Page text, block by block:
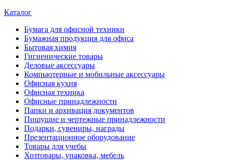
Каталог
Бумага для офисной техники
Бумажная продукция для офиса
Бытовая химия
Гигиенические товары
Деловые аксессуары
Компьютерные и мобильные аксессуары
Офисная кухня
Офисная техника
Офисные принадлежности
Папки и архивация документов
Пишущие и чертежные принадлежности
Подарки, сувениры, награды
Презентационное оборудование
Товары для учебы
Хозтовары, упаковка, мебель